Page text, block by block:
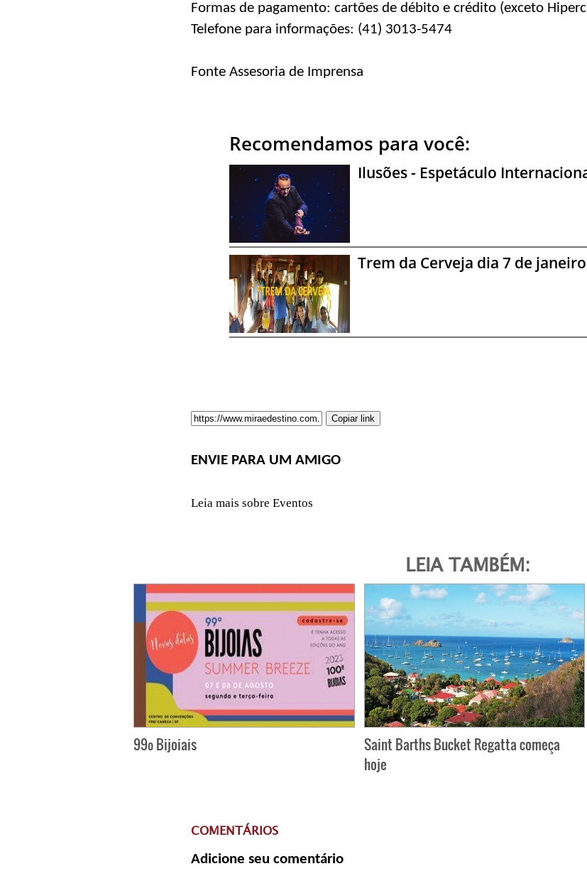
Formas de pagamento: cartões de débito e crédito (exceto
Telefone para informações: (41) 3013-5474
Fonte Assesoria de Imprensa
Recomendamos para você:
Ilusões - Espetáculo
Trem da Cerveja dia 7 de
Copiar link
ENVIE PARA UM AMIGO
Leia mais sobre Eventos
LEIA TAMBÉM:
99º Bijoiais
Saint Barths Bucket Regatta começa
hoje
COMENTÁRIOS
Adicione seu comentário